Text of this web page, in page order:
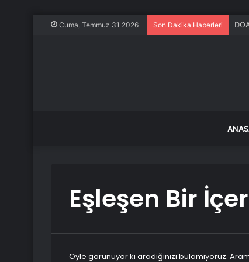
Cuma, Temmuz 31 2026 Son Dakika Haberleri
Eşleşen Bir
Öyle görünüyor ki aradığınızı bulamıyoruz.